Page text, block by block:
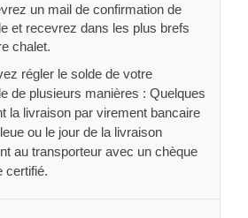
un mail de confirmation de
et recevrez dans les plus brefs
chalet.
régler le solde de votre
de plusieurs manières : Quelques
la livraison par virement bancaire
ou le jour de la livraison
au transporteur avec un chèque
certifié.